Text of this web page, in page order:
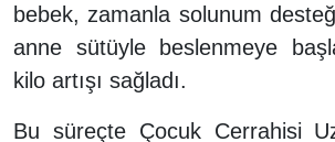
bebek, zamanla solunum
anne sütüyle beslenmeye
kilo artışı sağladı.
Bu süreçte Çocuk Cerrahisi